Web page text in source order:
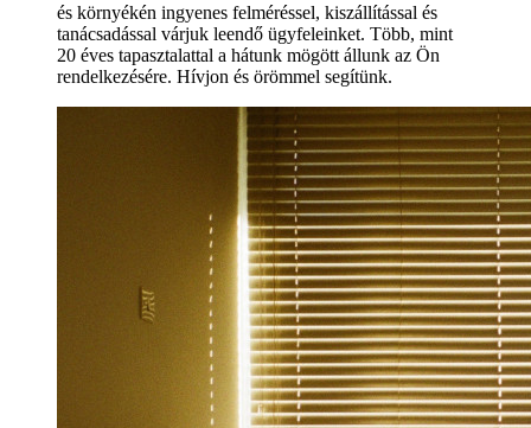
és környékén ingyenes felméréssel, kiszállítással és
tanácsadással várjuk leendő ügyfeleinket. Több, mint
20 éves tapasztalattal a hátunk mögött állunk az Ön
rendelkezésére. Hívjon és örömmel segítünk.